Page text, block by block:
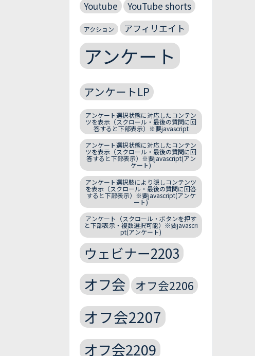
Youtube YouTube shorts
アクション アフィリエイト
アンケート
アンケートLP
アンケート選択状態に対応したコンテン
ツを表示（スクロール・最後の質問に回
答すると下部表示）※要javascript
アンケート選択状態に対応したコンテン
ツを表示（スクロール・最後の質問に回
答すると下部表示）※要javascript(アン
ケート)
アンケート選択肢により隠しコンテンツ
を表示（スクロール・最後の質問に回答
すると下部表示）※要javascript(アンケ
ート)
アンケート（スクロール・ボタンを押す
と下部表示・複数選択可能）※要javascri
pt(アンケート)
ウェビナー2203
オフ会 オフ会2206
オフ会2207
オフ会2209